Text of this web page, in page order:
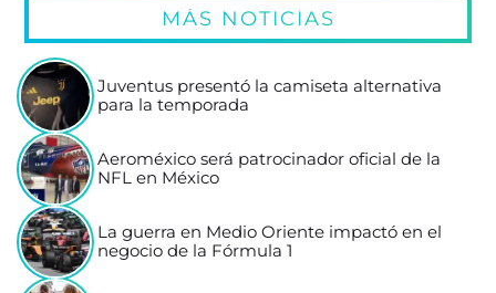
MÁS NOTICIAS
Juventus presentó la camiseta alternativa
para la temporada
Aeroméxico será patrocinador oficial de la
NFL en México
La guerra en Medio Oriente impactó en el
negocio de la Fórmula 1